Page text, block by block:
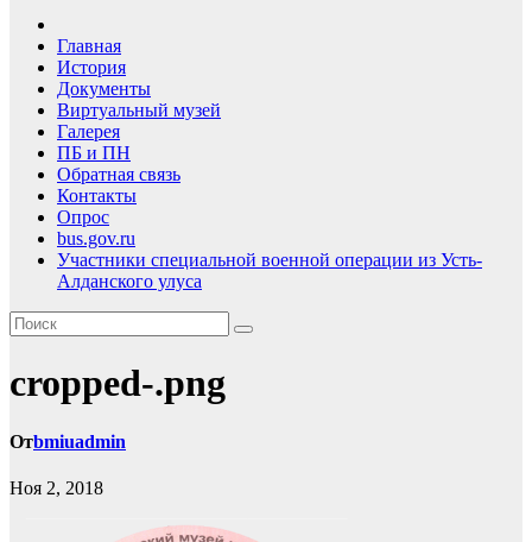
Главная
История
Документы
Виртуальный музей
Галерея
ПБ и ПН
Обратная связь
Контакты
Опрос
bus.gov.ru
Участники специальной военной операции из Усть-
Алданского улуса
cropped-.png
Отbmiuadmin
Ноя 2, 2018